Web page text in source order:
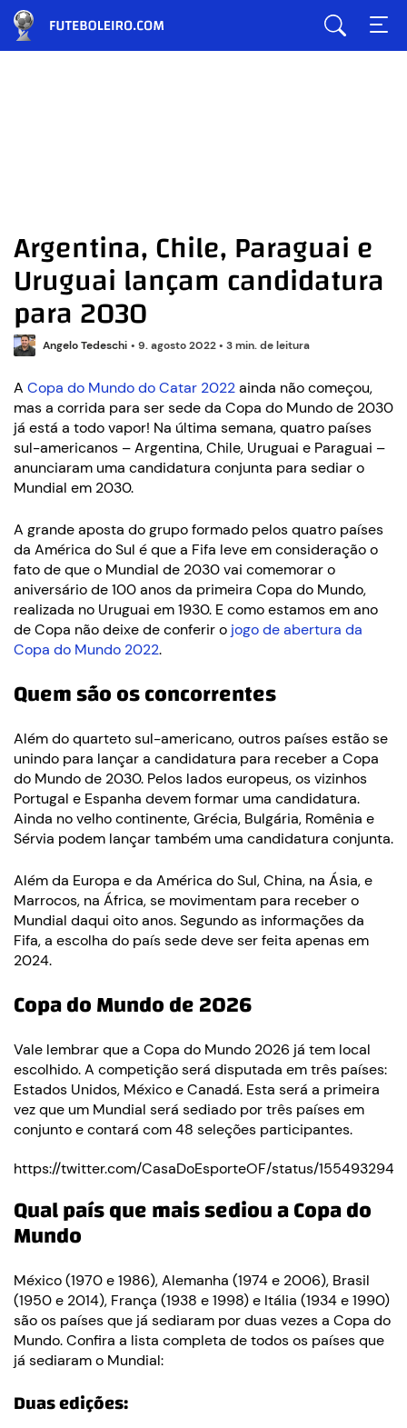
Argentina, Chile, Paraguai e
Uruguai lançam candidatura
para 2030
Angelo Tedeschi • 9. agosto 2022• 3 min. de leitura
A Copa do Mundo do Catar 2022ainda não começou,
mas a corrida para ser sede da Copa do Mundo de 2030
já está a todo vapor! Na última semana, quatro países
sul-americanos – Argentina, Chile, Uruguai e Paraguai –
anunciaram uma candidatura conjunta para sediar o
Mundial em 2030.
A grande aposta do grupo formado pelos quatro países
da América do Sul é que a Fifa leve em consideração o
fato de que o Mundial de 2030 vai comemorar o
aniversário de 100 anos da primeira Copa do Mundo,
realizada no Uruguai em 1930. E como estamos em ano
de Copa não deixe de conferir o jogo de abertura da
Copa do Mundo 2022.
Quem são os concorrentes
Além do quarteto sul-americano, outros países estão se
unindo para lançar a candidatura para receber a Copa
do Mundo de 2030. Pelos lados europeus, os vizinhos
Portugal e Espanha devem formar uma candidatura.
Ainda no velho continente, Grécia, Bulgária, Romênia e
Sérvia podem lançar também uma candidatura conjunta.
Além da Europa e da América do Sul, China, na Ásia, e
Marrocos, na África, se movimentam para receber o
Mundial daqui oito anos. Segundo as informações da
Fifa, a escolha do país sede deve ser feita apenas em
2024.
Copa do Mundo de 2026
Vale lembrar que a Copa do Mundo 2026 já tem local
escolhido. A competição será disputada em três países:
Estados Unidos, México e Canadá. Esta será a primeira
vez que um Mundial será sediado por três países em
conjunto e contará com 48 seleções participantes.
https://twitter.com/CasaDoEsporteOF/status/
Qual país que mais sediou a Copa do
Mundo
México (1970 e 1986), Alemanha (1974 e 2006), Brasil
(1950 e 2014), França (1938 e 1998) e Itália (1934 e 1990)
são os países que já sediaram por duas vezes a Copa do
Mundo. Confira a lista completa de todos os países que
já sediaram o Mundial:
Duas edições: